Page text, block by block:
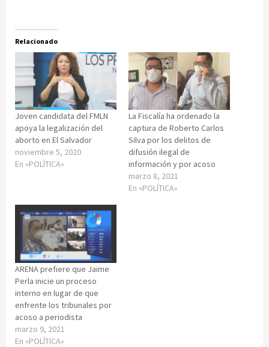
Relacionado
Joven candidata del FMLN
apoya la legalización del
aborto en El Salvador
noviembre 5, 2020
En «POLÍTICA»
La Fiscalía ha ordenado la
captura de Roberto Carlos
Silva por los delitos de
difusión ilegal de
información y por acoso
marzo 8, 2021
En «POLÍTICA»
ARENA prefiere que Jaime
Perla inicie un proceso
interno en lugar de que
enfrente los tribunales por
acoso a periodista
marzo 9, 2021
En «POLÍTICA»